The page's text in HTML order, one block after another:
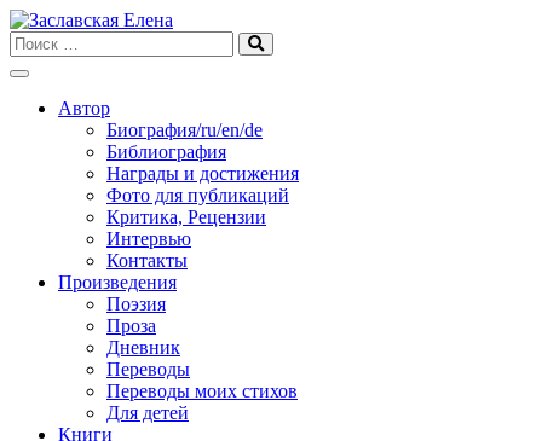
Skip
to
content
Автор
Биография/ru/en/de
Библиография
Награды и достижения
Фото для публикаций
Критика, Рецензии
Интервью
Контакты
Произведения
Поэзия
Проза
Дневник
Переводы
Переводы моих стихов
Для детей
Книги